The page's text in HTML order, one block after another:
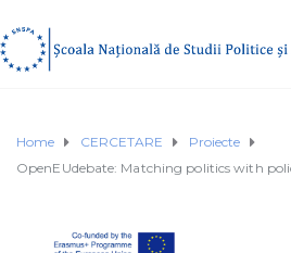
Home CERCETARE
Proiecte
OpenEUdebate: Matching politics with